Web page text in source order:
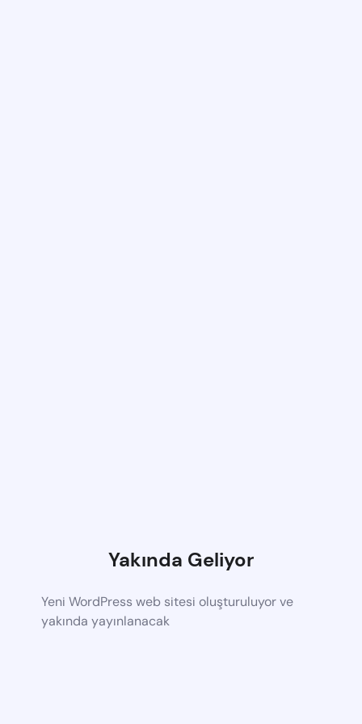
Yakında Geliyor
Yeni WordPress web sitesi oluşturuluyor ve
yakında yayınlanacak